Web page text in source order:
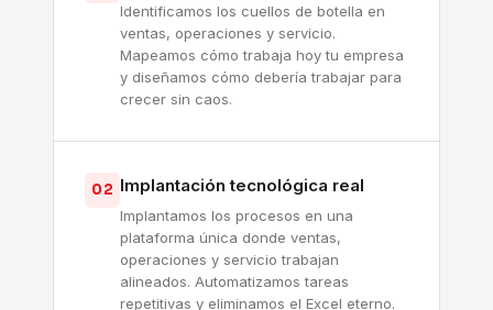
Identificamos los cuellos de botella en
ventas, operaciones y servicio.
Mapeamos cómo trabaja hoy tu empresa
y diseñamos cómo debería trabajar para
crecer sin caos.
02 Implantación tecnológica real
Implantamos los procesos en una
plataforma única donde ventas,
operaciones y servicio trabajan
alineados. Automatizamos tareas
repetitivas y eliminamos el Excel eterno.